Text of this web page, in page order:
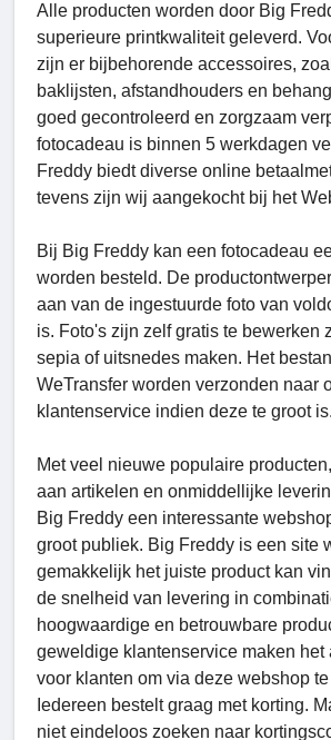
Alle producten worden door Big
superieure printkwaliteit geleverd.
zijn er bijbehorende accessoires,
baklijsten, afstandhouders en
goed gecontroleerd en zorgzaam
fotocadeau is binnen 5 werkdagen
Freddy biedt diverse online
tevens zijn wij aangekocht bij het
Bij Big Freddy kan een fotocadeau
worden besteld. De
aan van de ingestuurde foto van
is. Foto's zijn zelf gratis te bewerken
sepia of uitsnedes maken. Het
WeTransfer worden verzonden naar
klantenservice indien deze te groot is.
Met veel nieuwe populaire
aan artikelen en onmiddellijke
Big Freddy een interessante
groot publiek. Big Freddy is een site
gemakkelijk het juiste product kan
de snelheid van levering in
hoogwaardige en betrouwbare
geweldige klantenservice maken het
voor klanten om via deze webshop
Iedereen bestelt graag met korting.
niet eindeloos zoeken naar